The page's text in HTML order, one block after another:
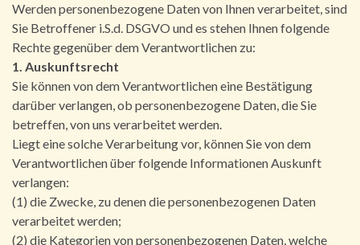
Werden personenbezogene Daten von Ihnen verarbeitet, sind
Sie Betroffener i.S.d. DSGVO und es stehen Ihnen folgende
Rechte gegenüber dem Verantwortlichen zu:
1. Auskunftsrecht
Sie können von dem Verantwortlichen eine Bestätigung
darüber verlangen, ob personenbezogene Daten, die Sie
betreffen, von uns verarbeitet werden.
Liegt eine solche Verarbeitung vor, können Sie von dem
Verantwortlichen über folgende Informationen Auskunft
verlangen:
(1) die Zwecke, zu denen die personenbezogenen Daten
verarbeitet werden;
(2) die Kategorien von personenbezogenen Daten, welche